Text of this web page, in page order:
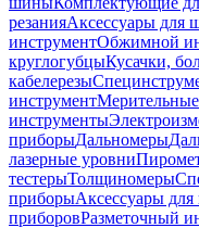
резанияАксессуары для
инструментОбжимной
круглогубцыКусачки,
кабелерезы
инструментМерительные
инструменты
приборыДальномеры
лазерные уровни
тестерыТолщиномеры
приборыАксессуары
приборовРазметочный